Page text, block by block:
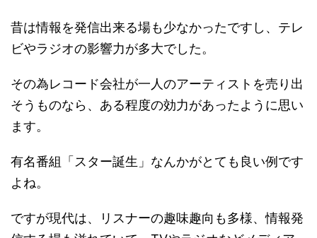
昔は情報を発信出来る場も少なかったですし、テレ
ビやラジオの影響力が多大でした。
その為レコード会社が一人のアーティストを売り出
そうものなら、ある程度の効力があったように思い
ます。
有名番組「スター誕生」なんかがとても良い例です
よね。
ですが現代は、リスナーの趣味趣向も多様、情報発